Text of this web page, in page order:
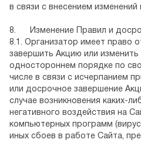
в связи с внесением
8.
Изменение Правил и
8.1. Организатор имеет право
завершить Акцию или
одностороннем порядке по
числе в связи с исчерпанием
или досрочное завершение
случае возникновения каких-
негативного воздействия на
компьютерных программ
иных сбоев в работе Сайта,